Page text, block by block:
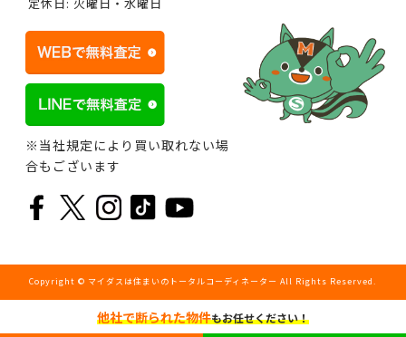
他社で断られた物件もお任せください！
定休日: 火曜日・水曜日
※当社規定により買い取れない場
合もございます
Copyright © マイダスは住まいのトータルコーディネーター All Rights Reserved.